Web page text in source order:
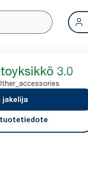
3.0
jakelija